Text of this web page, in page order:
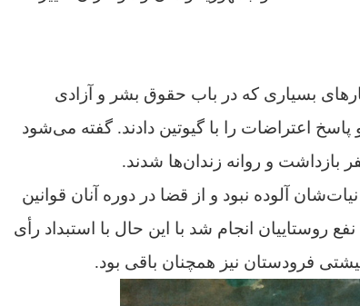
بسیاری که در باب حقوق بشر و آزادی
اعتراضات را با گیوتین دادند. گفته می‌شود
آلوده نبود و از قضا در دوره آنان قوانین
انجام شد با این حال با استبداد رأی
فرودستان نیز همچنان باقی بود.